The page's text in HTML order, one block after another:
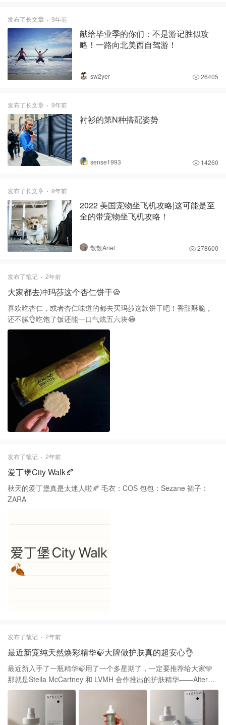
发布了长文章 9年前
献给毕业季的你们：不是游记胜似攻
略！一路向北美西自驾游！
sw2yer 26405
发布了长文章 9年前
衬衫的第N种搭配姿势
sense1993 14260
发布了长文章 9年前
2022 美国宠物坐飞机攻略|这可能是至
全的带宠物坐飞机攻略！
散散Ariel 278600
发布了笔记 2年前
大家都去冲玛莎这个杏仁饼干🍪
喜欢吃杏仁，或者杏仁味道的都去买玛莎这款饼干吧！香甜酥脆，
还不腻👌吃饱了饭还能一口气炫五六块😂
发布了笔记 2年前
爱丁堡City Walk🍂
秋天的爱丁堡真是太迷人啦🍂 毛衣：COS 包包：Sezane 裙子：
ZARA
发布了笔记 2年前
最近新宠纯天然焕彩精华🍃大牌做护肤真的超安心👌
最近新入手了一瓶精华🍃用了一个多星期了，一定要推荐给大家🩵
那就是Stella McCartney 和 LVMH 合作推出的护肤精华——Alter
Care Serum 焕彩精华 50ml 大牌出品必属精品😃 我一看到这个包
装就被吸引了。这款精华是可替换内胆的设计。中间的绿色小袋子
可以拆卸，下次直接买替换装就好了，省钱又环保♻️ 再说说这款精